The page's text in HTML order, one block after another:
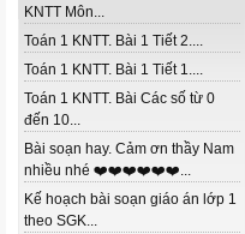
KNTT Môn...
Toán 1 KNTT. Bài 1 Tiết 2....
Toán 1 KNTT. Bài 1 Tiết 1....
Toán 1 KNTT. Bài Các số từ 0
đến 10...
Bài soạn hay. Cảm ơn thầy Nam
nhiều nhé ❤️❤️❤️❤️❤️❤️...
Kế hoạch bài soạn giáo án lớp 1
theo SGK...